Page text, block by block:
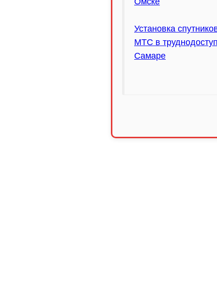
Установка
МТС в
Самаре